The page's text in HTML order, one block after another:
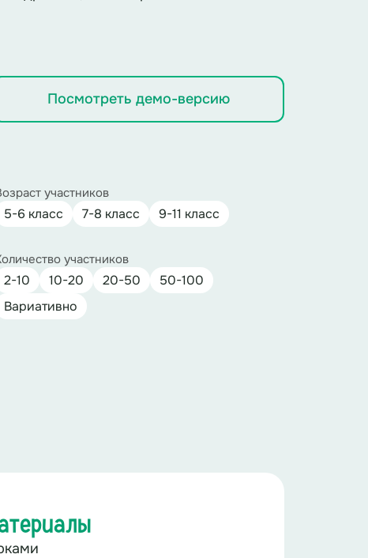
Посмотреть демо-версию
участников
5-6 класс 7-8 класс 9-11 класс
участников
2-10 10-20 20-50
50-100
Вариативно